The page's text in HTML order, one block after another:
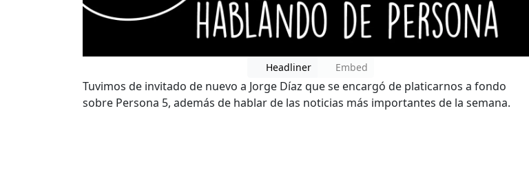
Headliner Embed
Tuvimos de invitado de nuevo a Jorge Díaz que se encargó de platicarnos a fondo
sobre Persona 5, además de hablar de las noticias más importantes de la semana.